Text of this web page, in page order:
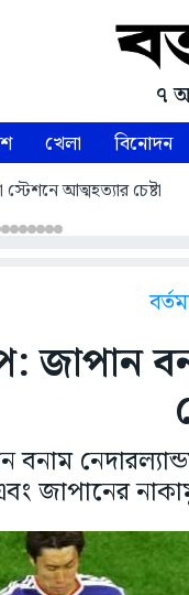
৭
খেলা বিনোদন
স্টেশনে আত্মহত্যার চেষ্টা
জাপান
বনাম
জাপানের